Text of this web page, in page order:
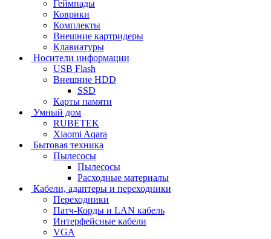
Геймпады
Коврики
Комплекты
Внешние картридеры
Клавиатуры
Носители информации
USB Flash
Внешние HDD
SSD
Карты памяти
Умный дом
RUBETEK
Xiaomi Aqara
Бытовая техника
Пылесосы
Пылесосы
Расходные материалы
Кабели, адаптеры и переходники
Переходники
Патч-Корды и LAN кабель
Интерфейсные кабели
VGA